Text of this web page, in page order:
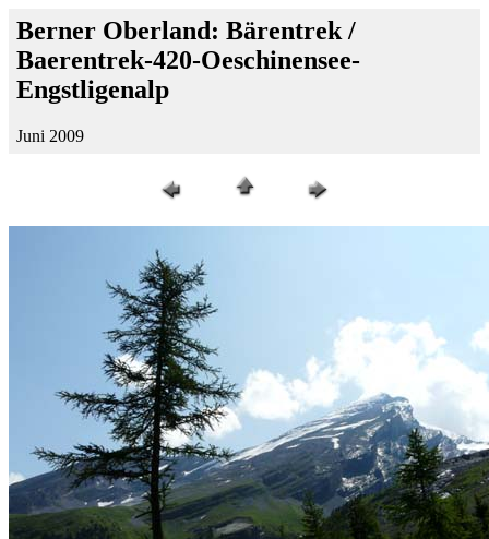
Berner Oberland: Bärentrek /
Baerentrek-420-Oeschinensee-
Engstligenalp
Juni 2009